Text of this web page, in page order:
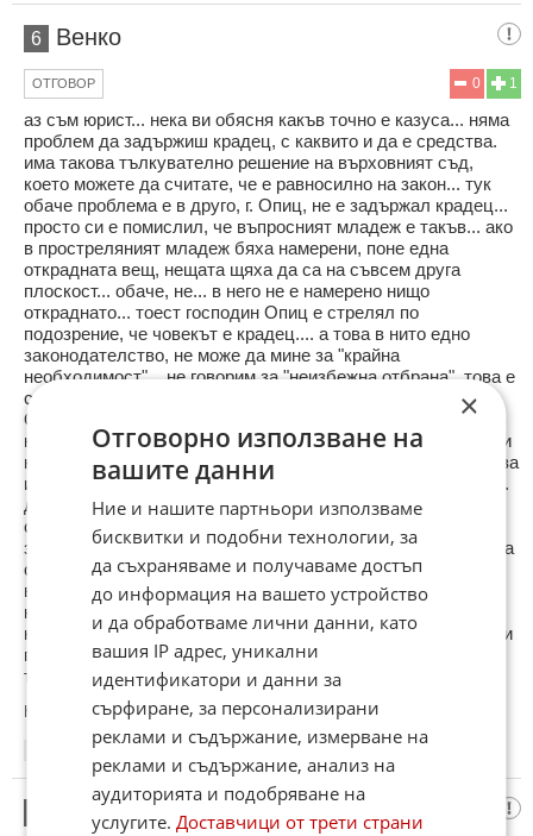
6 Венко
1
0
ОТГОВОР
аз съм юрист... нека ви обясня какъв точно е казуса... няма
проблем да задържиш крадец, с каквито и да е средства.
има такова тълкувателно решение на върховният съд,
което можете да считате, че е равносилно на закон... тук
обаче проблема е в друго, г. Опиц, не е задържал крадец...
просто си е помислил, че въпросният младеж е такъв... ако
в простреляният младеж бяха намерени, поне една
открадната вещ, нещата щяха да са на съвсем друга
плоскост... обаче, не... в него не е намерено нищо
откраднато... тоест господин Опиц е стрелял по
подозрение, че човекът е крадец.... а това в нито едно
законодателство, не може да мине за "крайна
необходимост"... не говорим за "неизбежна отбрана", това е
съвсем друг състав... (обяснявам на кратко, ако господин
Опиц, беше нападнат със сходно оръжие (тоест такова
каквото е имал той, или поне толкова смъртоносно (може и
нож, но от близо)), тогава никой нямаше да го съди... сега за
изказването на вицепрезидента ни... повече от малоумно...
да се позоваваш на това, че съдът е решил така,
следователно ти няма да се месиш, е все едно да си
зачеркнеш правомощията по конституция... нещо повече за
състава на помилването... тои може да бъде упражнен
върху лице което е със влязла (подчертавам, тоест
необжалваема повече) присъда... обратното се счита за
намеса в съдебната власт... така, че госпожа Попова, да си
прочете малко книгите и по специално основният закон и
тогава да говори....
Коментиран от#9
02.01.2013
ТРОШАЧА
×
Отговорно използване на
вашите данни
Ние и нашите партньори използваме
бисквитки и подобни технологии, за
да съхраняваме и получаваме достъп
до информация на вашето устройство
и да обработваме лични данни, като
вашия IP адрес, уникални
идентификатори и данни за
сърфиране, за персонализирани
реклами и съдържание, измерване на
реклами и съдържание, анализ на
аудиторията и подобряване на
услугите.Доставчици от трети страни